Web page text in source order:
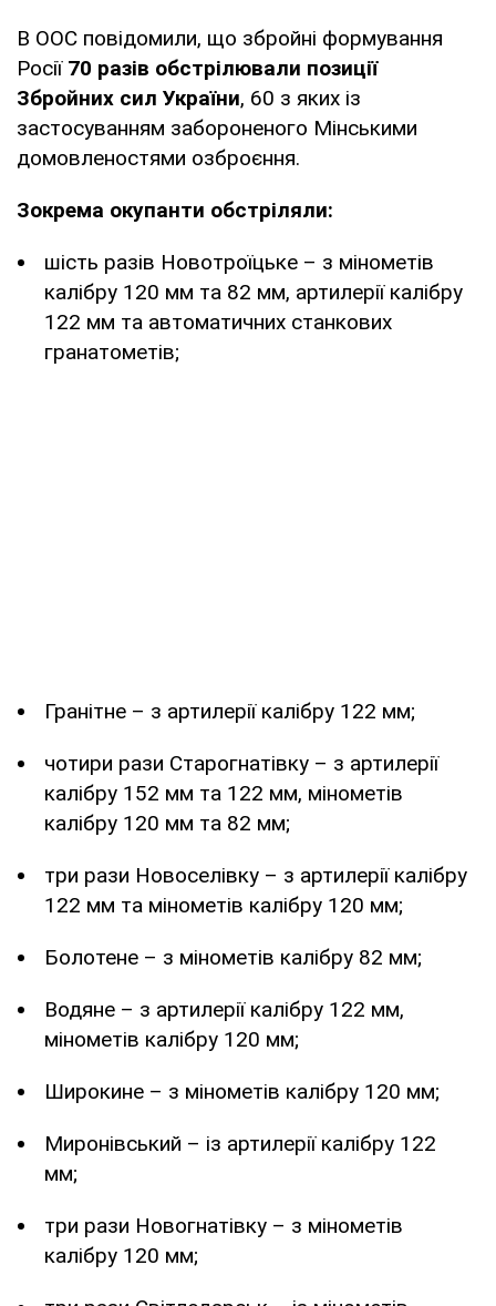
В ООС повідомили, що збройні формування
Росії 70 разів обстрілювали позиції
Збройних сил України, 60 з яких із
застосуванням забороненого Мінськими
домовленостями озброєння.
Зокрема окупанти обстріляли:
шість разів Новотроїцьке – з мінометів
калібру 120 мм та 82 мм, артилерії калібру
122 мм та автоматичних станкових
гранатометів;
Гранітне – з артилерії калібру 122 мм;
чотири рази Старогнатівку – з артилерії
калібру 152 мм та 122 мм, мінометів
калібру 120 мм та 82 мм;
три рази Новоселівку – з артилерії калібру
122 мм та мінометів калібру 120 мм;
Болотене – з мінометів калібру 82 мм;
Водяне – з артилерії калібру 122 мм,
мінометів калібру 120 мм;
Широкине – з мінометів калібру 120 мм;
Миронівський – із артилерії калібру 122
мм;
три рази Новогнатівку – з мінометів
калібру 120 мм;